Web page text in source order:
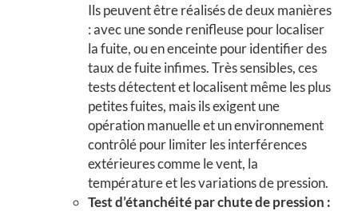
Ils peuvent être réalisés de deux manières
: avec une sonde renifleuse pour localiser
la fuite, ou en enceinte pour identifier des
taux de fuite infimes. Très sensibles, ces
tests détectent et localisent même les plus
petites fuites, mais ils exigent une
opération manuelle et un environnement
contrôlé pour limiter les interférences
extérieures comme le vent, la
température et les variations de pression.
Test d’étanchéité par chute de pression :